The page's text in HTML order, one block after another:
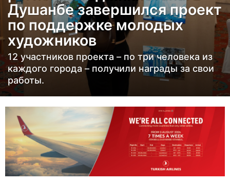
ц
е
в
н
а
з
а
д
м
е
с
я
Душанбе завершился проект
по поддержке молодых
художников
12 участников проекта – по три человека из
каждого города – получили награды за свои
работы.